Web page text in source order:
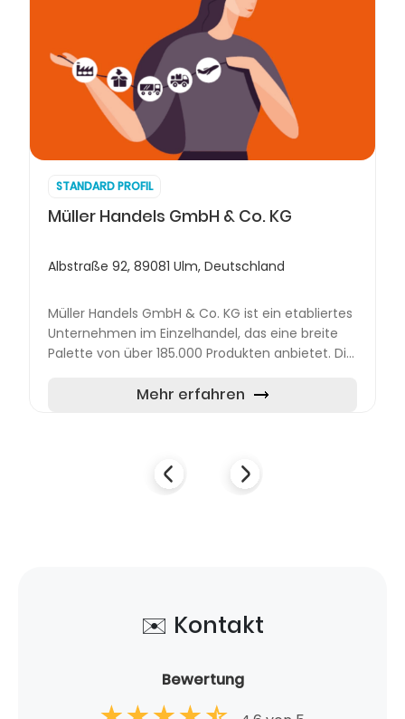
STANDARD PROFIL
Müller Handels GmbH & Co. KG
Albstraße 92, 89081 Ulm, Deutschland
Müller Handels GmbH & Co. KG ist ein etabliertes
Unternehmen im Einzelhandel, das eine breite
Palette von über 185.000 Produkten anbietet. Die
spezialisiert, den...Mehr erfahren
✉️ Kontakt
Bewertung